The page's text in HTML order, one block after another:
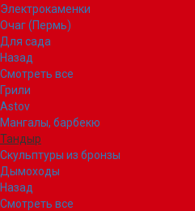
Электрокаменки
Очаг (Пермь)
Для сада
Назад
Смотреть все
Грили
Astov
Мангалы, барбекю
Тандыр
Скульптуры из бронзы
Дымоходы
Назад
Смотреть все